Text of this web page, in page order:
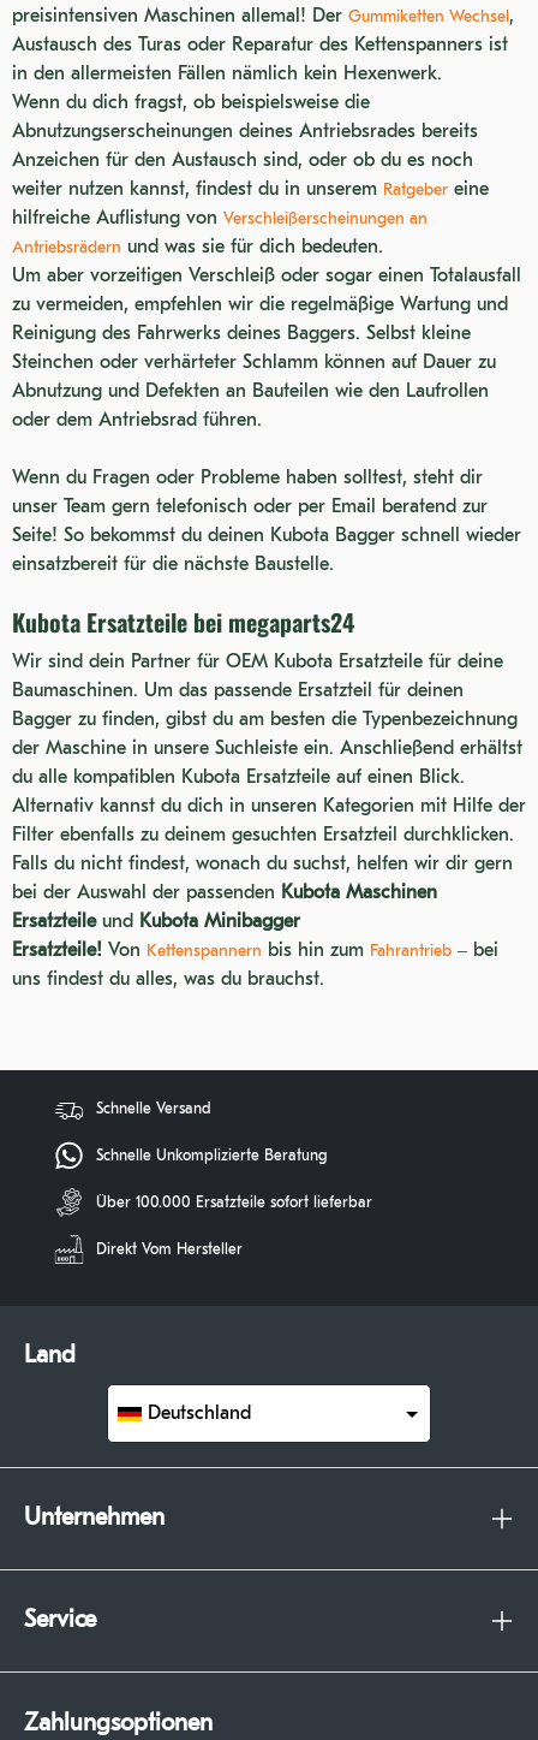
KX045
KH 36 RUBBER FIRST TYPE
U17-3
RX502
KH 030
KH 35
U30
KC250HR
KH 026
KX41 HG
KX014
KH 090
KX41-2VC
preisintensiven Maschinen allemal! Der Gummiketten Wechsel,
Austausch des Turas oder Reparatur des Kettenspanners ist
in den allermeisten Fällen nämlich kein Hexenwerk.
Wenn du dich fragst, ob beispielsweise die
Abnutzungserscheinungen deines Antriebsrades bereits
Anzeichen für den Austausch sind, oder ob du es noch
weiter nutzen kannst, findest du in unserem Ratgeber eine
hilfreiche Auflistung von Verschleißerscheinungen an
Antriebsrädern und was sie für dich bedeuten.
Um aber vorzeitigen Verschleiß oder sogar einen Totalausfall
zu vermeiden, empfehlen wir die regelmäßige Wartung und
Reinigung des Fahrwerks deines Baggers. Selbst kleine
Steinchen oder verhärteter Schlamm können auf Dauer zu
Abnutzung und Defekten an Bauteilen wie den Laufrollen
oder dem Antriebsrad führen.
Wenn du Fragen oder Probleme haben solltest, steht dir
unser Team gern telefonisch oder per Email beratend zur
Seite! So bekommst du deinen Kubota Bagger schnell wieder
einsatzbereit für die nächste Baustelle.
Kubota Ersatzteile bei megaparts24
Wir sind dein Partner für OEM Kubota Ersatzteile für deine
Baumaschinen. Um das passende Ersatzteil für deinen
Bagger zu finden, gibst du am besten die Typenbezeichnung
der Maschine in unsere Suchleiste ein. Anschließend erhältst
du alle kompatiblen Kubota Ersatzteile auf einen Blick.
Alternativ kannst du dich in unseren Kategorien mit Hilfe der
Filter ebenfalls zu deinem gesuchten Ersatzteil durchklicken.
Falls du nicht findest, wonach du suchst, helfen wir dir gern
bei der Auswahl der passenden Kubota Maschinen
Ersatzteile und
Kubota Minibagger
Ersatzteile! Von Kettenspannern bis hin zum Fahrantrieb – bei
uns findest du alles, was du brauchst.
Schnelle Versand
Schnelle Unkomplizierte Beratung
Über 100.000 Ersatzteile sofort lieferbar
Direkt Vom Hersteller
Land
Deutschland
Unternehmen
Service
Zahlungsoptionen